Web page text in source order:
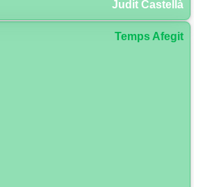
Judit Castellà
Temps Afegit